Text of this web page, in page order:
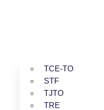
TCE-TO
STF
TJTO
TRE